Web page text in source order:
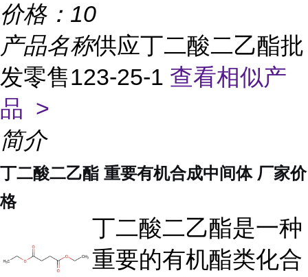
价格： 10
产品名称供应丁二酸二乙酯批
发零售123-25-1 查看相似产
品 >
简介
丁二酸二乙酯 重要有机合成中间体 厂家价
格
丁二酸二乙酯是一种
重要的有机酯类化合